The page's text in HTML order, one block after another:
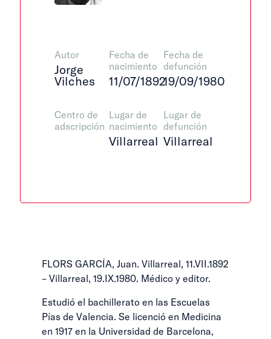
Autor
Jorge
Vilches
Centro de
adscripción
Fecha de
nacimiento
11/07/1892
Lugar de
nacimiento
Villarreal
Fecha de
defunción
19/09/1980
Lugar de
defunción
Villarreal
FLORS GARCÍA, Juan. Villarreal, 11.VII.1892
– Villarreal, 19.IX.1980. Médico y editor.
Estudió el bachillerato en las Escuelas
Pías de Valencia. Se licenció en Medicina
en 1917 en la Universidad de Barcelona,